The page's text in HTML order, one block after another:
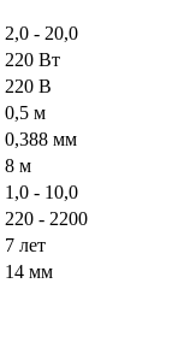
2,0 - 20,0
220 Вт
220 В
0,5 м
0,388 мм
8 м
1,0 - 10,0
220 - 2200
7 лет
14 мм